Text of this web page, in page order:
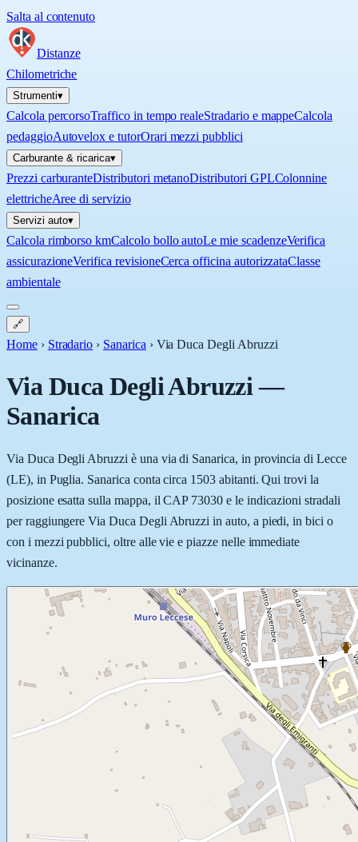
Salta al contenuto
Distanze
Chilometriche
Strumenti▾
Calcola percorsoTraffico in tempo realeStradario e mappeCalcola
pedaggioAutovelox e tutorOrari mezzi pubblici
Carburante & ricarica▾
Prezzi carburanteDistributori metanoDistributori GPLColonnine
elettricheAree di servizio
Servizi auto▾
Calcola rimborso kmCalcolo bollo autoLe mie scadenzeVerifica
assicurazioneVerifica revisioneCerca officina autorizzataClasse
ambientale
🔗
Home › Stradario › Sanarica › Via Duca Degli Abruzzi
Via Duca Degli Abruzzi—
Sanarica
Via Duca Degli Abruzzi è una via di Sanarica, in provincia di Lecce
(LE), in Puglia. Sanarica conta circa 1503 abitanti. Qui trovi la
posizione esatta sulla mappa, il CAP 73030 e le indicazioni stradali
per raggiungere Via Duca Degli Abruzzi in auto, a piedi, in bici o
con i mezzi pubblici, oltre alle vie e piazze nelle immediate
vicinanze.